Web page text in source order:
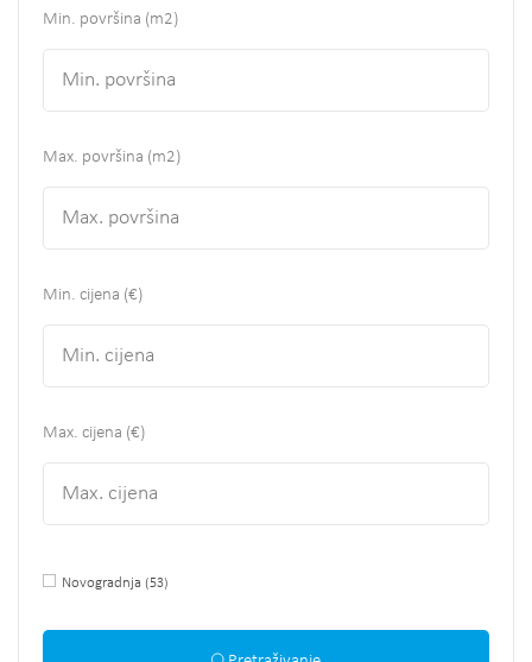
Min. površina (m2)
Max. površina (m2)
Min. cijena (€)
Max. cijena (€)
Novogradnja (53)